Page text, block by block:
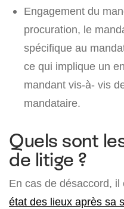
Engagement du
procuration, le
spécifique au
ce qui implique un
mandant vis-à- vis
mandataire.
Quels sont
de litige ?
En cas de désaccord, il
état des lieux après sa